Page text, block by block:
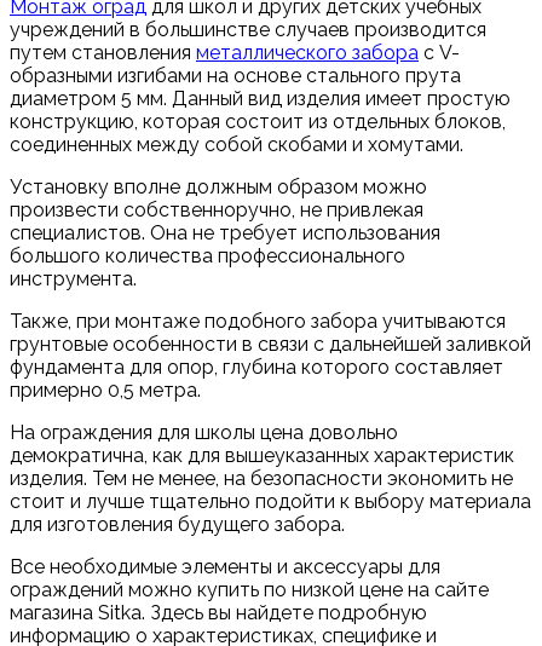
Монтаж оград для школ и других детских учебных
учреждений в большинстве случаев производится
путем становления металлического забора с V-
образными изгибами на основе стального прута
диаметром 5 мм. Данный вид изделия имеет простую
конструкцию, которая состоит из отдельных блоков,
соединенных между собой скобами и хомутами.
Установку вполне должным образом можно
произвести собственноручно, не привлекая
специалистов. Она не требует использования
большого количества профессионального
инструмента.
Также, при монтаже подобного забора учитываются
грунтовые особенности в связи с дальнейшей заливкой
фундамента для опор, глубина которого составляет
примерно 0,5 метра.
На ограждения для школы цена довольно
демократична, как для вышеуказанных характеристик
изделия. Тем не менее, на безопасности экономить не
стоит и лучше тщательно подойти к выбору материала
для изготовления будущего забора.
Все необходимые элементы и аксессуары для
ограждений можно купить по низкой цене на сайте
магазина Sitka. Здесь вы найдете подробную
информацию о характеристиках, специфике и